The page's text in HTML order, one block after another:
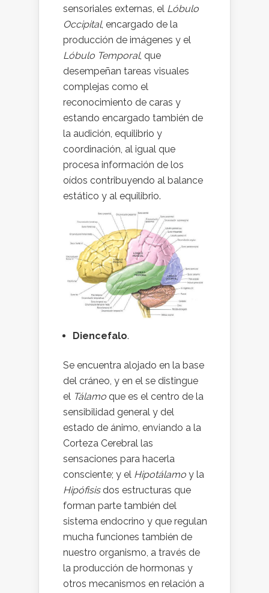
sensoriales externas, el Lóbulo
Occipital, encargado de la
producción de imágenes y el
Lóbulo Temporal, que
desempeñan tareas visuales
complejas como el
reconocimiento de caras y
estando encargado también de
la audición, equilibrio y
coordinación, al igual que
procesa información de los
oídos contribuyendo al balance
estático y al equilibrio.
Diencefalo.
Se encuentra alojado en la base
del cráneo, y en el se distingue
el Tálamo que es el centro de la
sensibilidad general y del
estado de ánimo, enviando a la
Corteza Cerebral las
sensaciones para hacerla
consciente; y el Hipotálamo y la
Hipófisisdos estructuras que
forman parte también del
sistema endocrino y que regulan
mucha funciones también de
nuestro organismo, a través de
la producción de hormonas y
otros mecanismos en relación a